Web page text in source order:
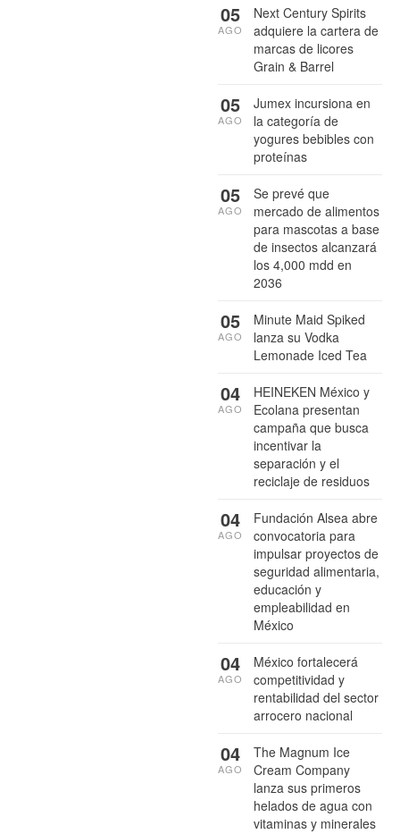
Next Century Spirits
adquiere la cartera de
marcas de licores
Grain & Barrel
05
AGO
Jumex incursiona en
la categoría de
yogures bebibles con
proteínas
05
AGO
Se prevé que
mercado de alimentos
para mascotas a base
de insectos alcanzará
los 4,000 mdd en
2036
05
AGO
Minute Maid Spiked
lanza su Vodka
Lemonade Iced Tea
05
AGO
HEINEKEN México y
Ecolana presentan
campaña que busca
incentivar la
separación y el
reciclaje de residuos
04
AGO
Fundación Alsea abre
convocatoria para
impulsar proyectos de
seguridad alimentaria,
educación y
empleabilidad en
México
04
AGO
México fortalecerá
competitividad y
rentabilidad del sector
arrocero nacional
04
AGO
The Magnum Ice
Cream Company
lanza sus primeros
helados de agua con
vitaminas y minerales
04
AGO